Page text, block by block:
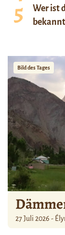
Wer ist
Bild des Tages
27 Juli 2026 -